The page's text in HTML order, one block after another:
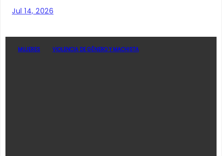
Jul 14, 2026
MUJERES VIOLENCIA DE GÉNERO Y MACHISTA